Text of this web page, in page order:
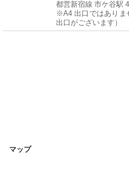
都営新宿線 市ケ谷駅
※A4 出口ではありま
出口がございます）
マップ